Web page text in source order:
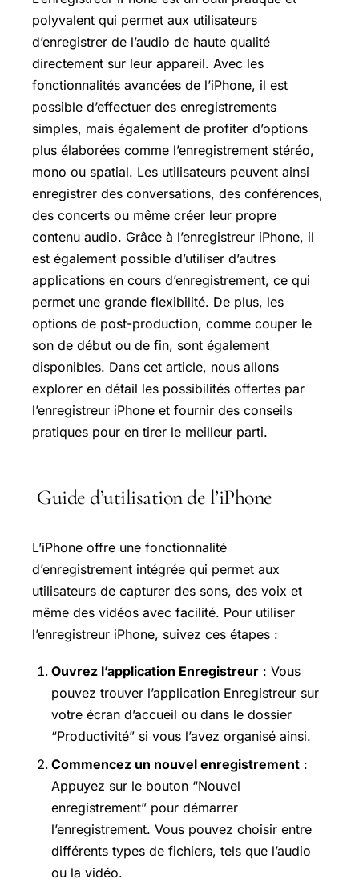
polyvalent qui permet aux utilisateurs
d’enregistrer de l’audio de haute qualité
directement sur leur appareil. Avec les
fonctionnalités avancées de l’iPhone, il est
possible d’effectuer des enregistrements
simples, mais également de profiter d’options
plus élaborées comme l’enregistrement stéréo,
mono ou spatial. Les utilisateurs peuvent ainsi
enregistrer des conversations, des conférences,
des concerts ou même créer leur propre
contenu audio. Grâce à l’enregistreur iPhone, il
est également possible d’utiliser d’autres
applications en cours d’enregistrement, ce qui
permet une grande flexibilité. De plus, les
options de post-production, comme couper le
son de début ou de fin, sont également
disponibles. Dans cet article, nous allons
explorer en détail les possibilités offertes par
l’enregistreur iPhone et fournir des conseils
pratiques pour en tirer le meilleur parti.
Guide d’utilisation de l’iPhone
L’iPhone offre une fonctionnalité
d’enregistrement intégrée qui permet aux
utilisateurs de capturer des sons, des voix et
même des vidéos avec facilité. Pour utiliser
l’enregistreur iPhone, suivez ces étapes :
Ouvrez l’application Enregistreur : Vous
pouvez trouver l’application Enregistreur sur
votre écran d’accueil ou dans le dossier
“Productivité” si vous l’avez organisé ainsi.
Commencez un nouvel enregistrement :
Appuyez sur le bouton “Nouvel
enregistrement” pour démarrer
l’enregistrement. Vous pouvez choisir entre
différents types de fichiers, tels que l’audio
ou la vidéo.